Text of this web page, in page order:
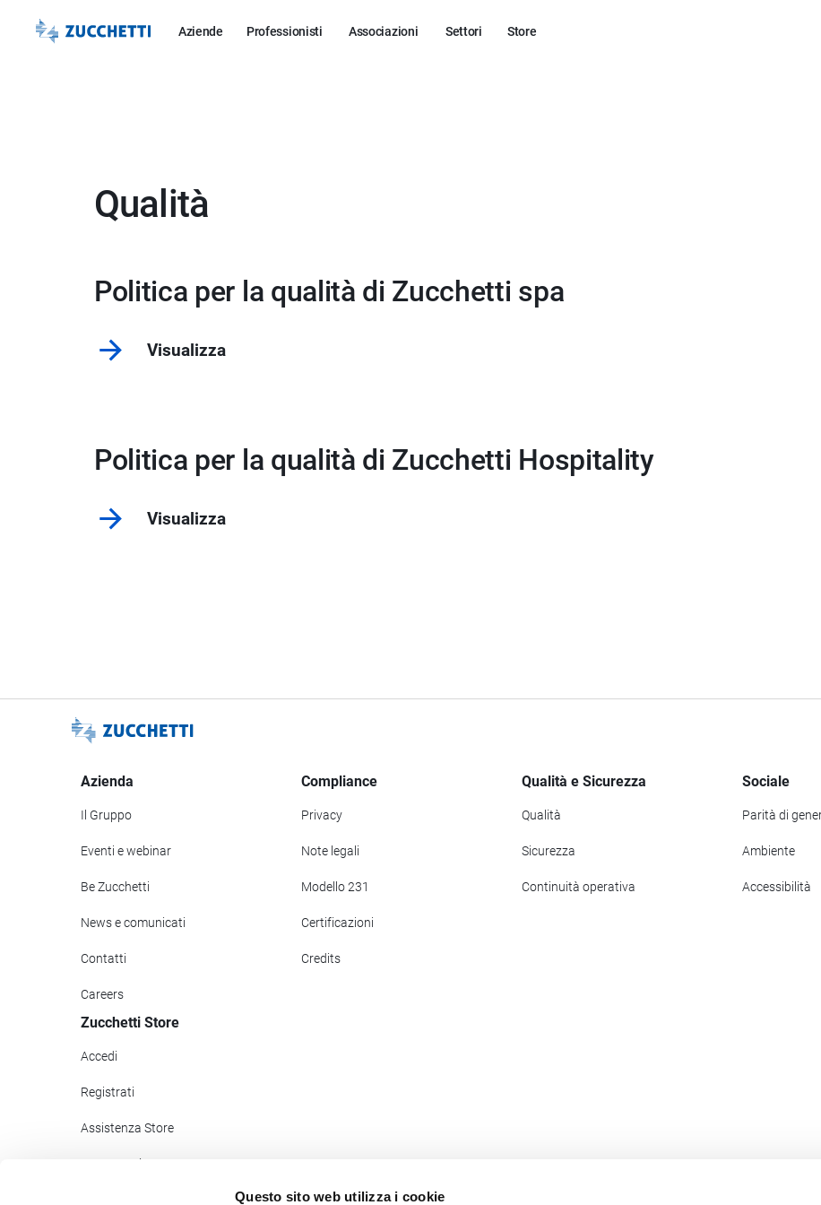
Questo sito web utilizza i cookie
Aziende Professionisti Associazioni Settori Store
Qualità
Politica per la qualità di Zucchetti spa
Visualizza
Politica per la qualità di Zucchetti Hospitality
Visualizza
Azienda
Il Gruppo
Eventi e webinar
Be Zucchetti
News e comunicati
Contatti
Careers
Compliance
Privacy
Note legali
Modello 231
Certificazioni
Credits
Qualità e Sicurezza
Qualità
Sicurezza
Continuità operativa
Sociale
Parità di
Ambiente
Accessibilità
Zucchetti Store
Accedi
Registrati
Assistenza Store
Pagamenti